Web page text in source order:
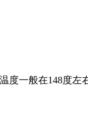
一般在148度左